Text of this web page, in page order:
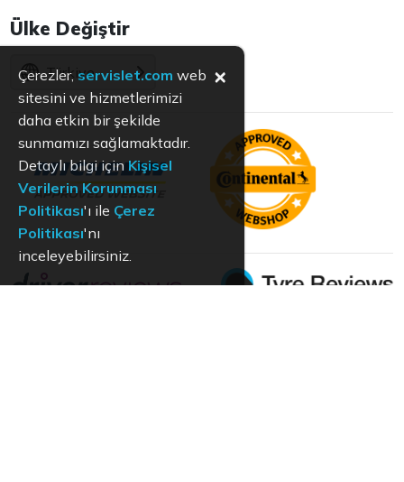
Ülke Değiştir
Türkiye
Çerezler, servislet.com web
sitesini ve hizmetlerimizi
daha etkin bir şekilde
sunmamızı sağlamaktadır.
Detaylı bilgi içinKişisel
Verilerin Korunması
Politikası'ı ile Çerez
Politikası'nı
inceleyebilirsiniz.
×